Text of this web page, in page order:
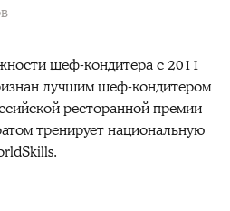
шеф-кондитера с 2011
лучшим шеф-кондитером
ресторанной премии
тренирует национальную